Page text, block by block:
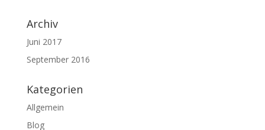
Archiv
Juni 2017
September 2016
Kategorien
Allgemein
Blog